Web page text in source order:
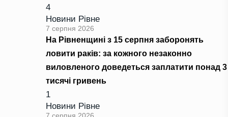
4
Новини Рівне
7 серпня 2026
На Рівненщині з 15 серпня заборонять
ловити раків: за кожного незаконно
виловленого доведеться заплатити понад 3
тисячі гривень
1
Новини Рівне
7 серпня 2026